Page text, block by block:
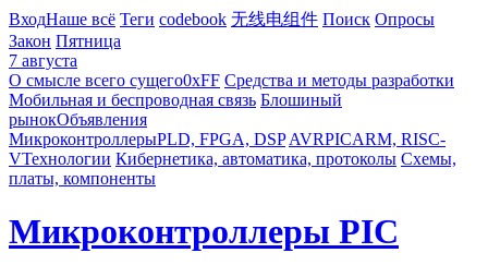
ВходНаше всё Теги codebook 无线电组件 Поиск Опросы
Закон Пятница
7 августа
О смысле всего сущего0xFF Средства и методы разработки
Мобильная и беспроводная связь Блошиный
рынокОбъявления
МикроконтроллерыPLD, FPGA, DSP AVRPICARM, RISC-
VТехнологии Кибернетика, автоматика, протоколы Схемы,
платы, компоненты
Микроконтроллеры PIC